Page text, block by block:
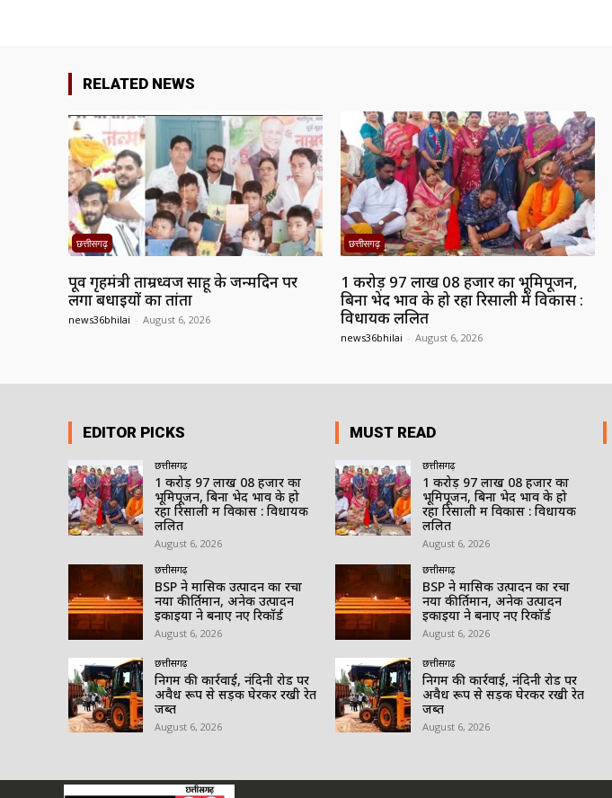
RELATED NEWS
छत्तीसगढ़
पूर्व गृहमंत्री ताम्रध्वज साहू के जन्मदिन पर
लगा बधाईयों का तांता
news36bhilai - August 6, 2026
छत्तीसगढ़
1 करोड़ 97 लाख 08 हजार का भूमिपूजन,
बिना भेद भाव के हो रहा रिसाली में विकास :
विधायक ललित
news36bhilai - August 6, 2026
EDITOR PICKS
छत्तीसगढ़
1 करोड़ 97 लाख 08 हजार का
भूमिपूजन, बिना भेद भाव के हो
रहा रिसाली में विकास : विधायक
ललित
August 6, 2026
छत्तीसगढ़
BSP ने मासिक उत्पादन का रचा
नया कीर्तिमान, अनेक उत्पादन
इकाइयों ने बनाए नए रिकॉर्ड
August 6, 2026
छत्तीसगढ़
निगम की कार्रवाई, नंदिनी रोड पर
अवैध रूप से सड़क घेरकर रखी रेत
जब्त
August 6, 2026
MUST READ
छत्तीसगढ़
1 करोड़ 97 लाख 08 हजार का
भूमिपूजन, बिना भेद भाव के हो
रहा रिसाली में विकास : विधायक
ललित
August 6, 2026
छत्तीसगढ़
BSP ने मासिक उत्पादन का रचा
नया कीर्तिमान, अनेक उत्पादन
इकाइयों ने बनाए नए रिकॉर्ड
August 6, 2026
छत्तीसगढ़
निगम की कार्रवाई, नंदिनी रोड पर
अवैध रूप से सड़क घेरकर रखी रेत
जब्त
August 6, 2026